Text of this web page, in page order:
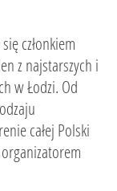
członkiem
z najstarszych i
w Łodzi. Od
całej Polski